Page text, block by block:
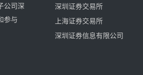
公司深
参与
深圳证券交易所
上海证券交易所
深圳证券信息有限公司